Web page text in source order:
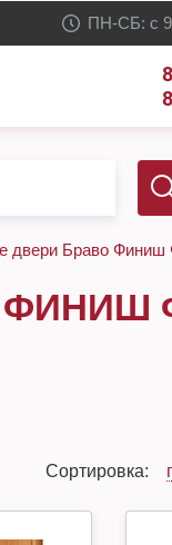
ПН-СБ: с
двери Браво Финиш
Сортировка: